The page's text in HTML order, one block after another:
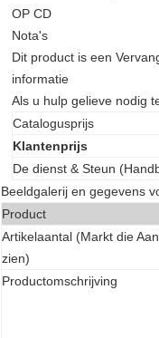
OP CD
Nota's
Dit product is een
informatie
Als u hulp gelieve nodig
Catalogusprijs
Klantenprijs
De dienst & Steun
Beeldgalerij en gegevens
Product
Artikelaantal (Markt die
zien)
Productomschrijving